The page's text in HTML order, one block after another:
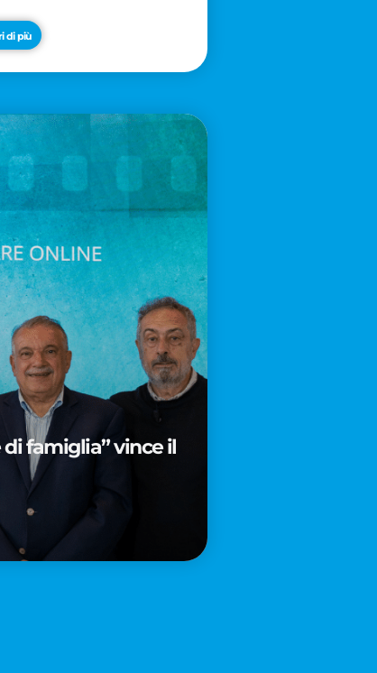
di più
di famiglia” vince il